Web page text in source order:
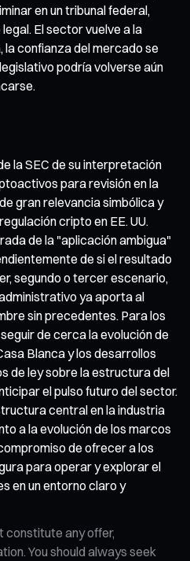
en un tribunal federal,
El sector vuelve a la
confianza del mercado se
podría volverse aún
la SEC de su interpretación
para revisión en la
gran relevancia simbólica y
cripto en EE. UU.
de la "aplicación ambigua"
de si el resultado
segundo o tercer escenario,
ya aporta al
sin precedentes. Para los
de cerca la evolución de
Blanca y los desarrollos
de ley sobre la estructura del
el pulso futuro del sector.
central en la industria
a la evolución de los marcos
de ofrecer a los
para operar y explorar el
en un entorno claro y
constitute any offer,
You should always seek